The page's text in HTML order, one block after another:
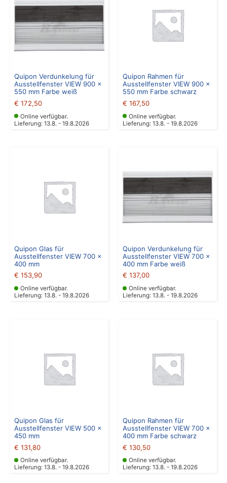
Quipon Verdunkelung für
Ausstellfenster VIEW 900 x
550 mm Farbe weiß
€ 172,50
Online verfügbar.
Lieferung: 13.8. - 19.8.2026
Quipon Rahmen für
Ausstellfenster VIEW 900 x
550 mm Farbe schwarz
€ 167,50
Online verfügbar.
Lieferung: 13.8. - 19.8.2026
Quipon Glas für
Ausstellfenster VIEW 700 x
400 mm
€ 153,90
Online verfügbar.
Lieferung: 13.8. - 19.8.2026
Quipon Verdunkelung für
Ausstellfenster VIEW 700 x
400 mm Farbe weiß
€ 137,00
Online verfügbar.
Lieferung: 13.8. - 19.8.2026
Quipon Glas für
Ausstellfenster VIEW 500 x
450 mm
€ 131,80
Online verfügbar.
Lieferung: 13.8. - 19.8.2026
Quipon Rahmen für
Ausstellfenster VIEW 700 x
400 mm Farbe schwarz
€ 130,50
Online verfügbar.
Lieferung: 13.8. - 19.8.2026